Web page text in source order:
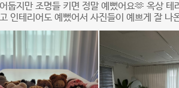
둡지만 조명들 키면 정말 예뻤어요🫶 옥상
인테리어도 예뻤어서 사진들이 예쁘게 잘